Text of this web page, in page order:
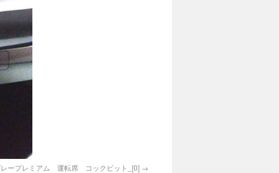
ープレミアム 運転席 コックピット_[0]